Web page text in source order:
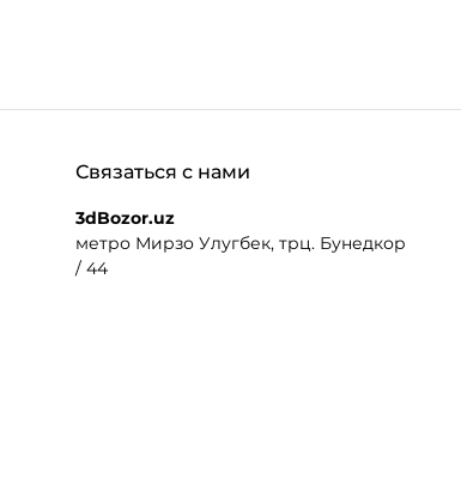
Связаться с нами
3dBozor.uz
метро Мирзо Улугбек, трц. Бунедкор
/ 44